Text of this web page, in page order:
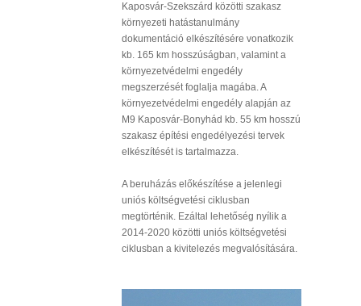
Kaposvár-Szekszárd közötti szakasz
környezeti hatástanulmány
dokumentáció elkészítésére vonatkozik
kb. 165 km hosszúságban, valamint a
környezetvédelmi engedély
megszerzését foglalja magába. A
környezetvédelmi engedély alapján az
M9 Kaposvár-Bonyhád kb. 55 km hosszú
szakasz építési engedélyezési tervek
elkészítését is tartalmazza.
A beruházás előkészítése a jelenlegi
uniós költségvetési ciklusban
megtörténik. Ezáltal lehetőség nyílik a
2014-2020 közötti uniós költségvetési
ciklusban a kivitelezés megvalósítására.